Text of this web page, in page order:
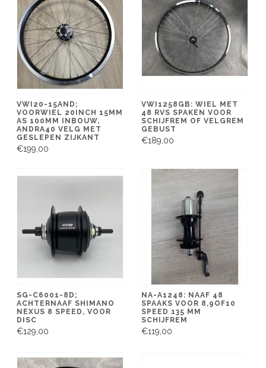
VWI20-15AND;
VOORWIEL 20INCH 15MM
AS 100MM INBOUW,
ANDRA40 VELG MET
GESLEPEN ZIJKANT
€199,00
VWI1258GB: WIEL MET
48 RVS SPAKEN VOOR
SCHIJFREM OF VELGREM
GEBUST
€189,00
SG-C6001-8D;
ACHTERNAAF SHIMANO
NEXUS 8 SPEED, VOOR
DISC
€129,00
NA-A1248: NAAF 48
SPAAKS VOOR 8,9OF10
SPEED 135 MM
SCHIJFREM
€119,00